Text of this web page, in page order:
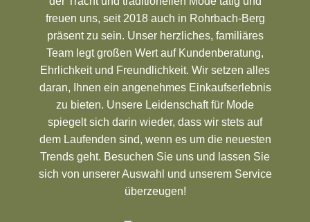
freuen uns, seit 2018 auch in Rohrbach-Berg
präsent zu sein. Unser herzliches, familiäres
Team legt großen Wert auf Kundenberatung,
Ehrlichkeit und Freundlichkeit. Wir setzen alles
daran, Ihnen ein angenehmes Einkaufserlebnis
zu bieten. Unsere Leidenschaft für Mode
spiegelt sich darin wieder, dass wir stets auf
dem Laufenden sind, wenn es um die neuesten
Trends geht. Besuchen Sie uns und lassen Sie
sich von unserer Auswahl und unserem Service
überzeugen!